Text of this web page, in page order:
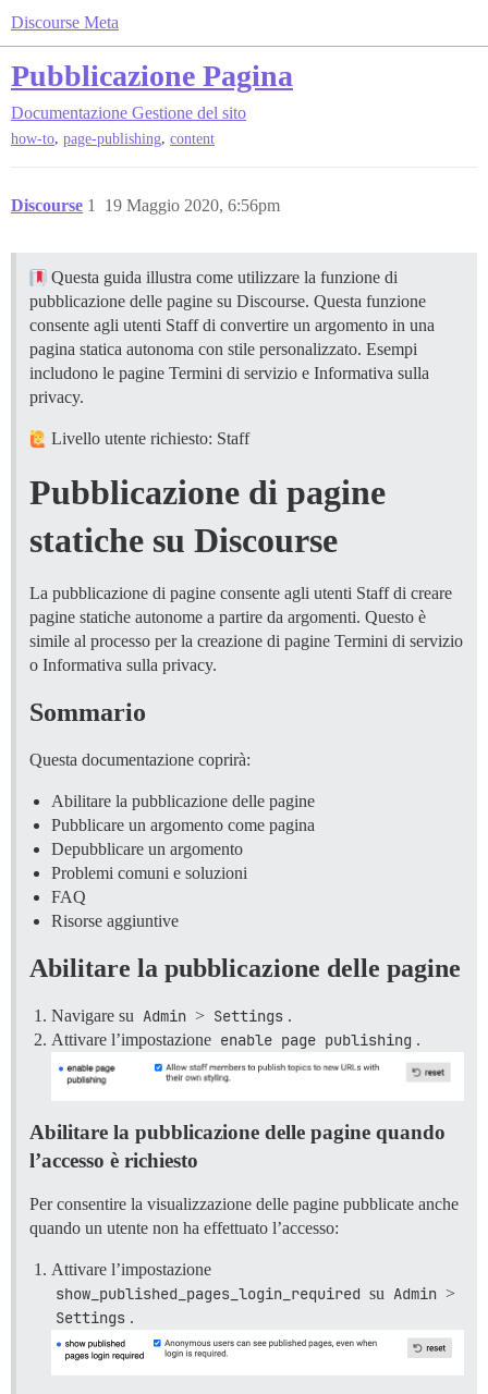
Discourse Meta
Pubblicazione Pagina
Documentazione Gestione del sito
how-to, page-publishing, content
Discourse 19 Maggio 2020, 6:56pm
1
Questa guida illustra come utilizzare la funzione di
pubblicazione delle pagine su Discourse. Questa funzione
consente agli utenti Staff di convertire un argomento in una
pagina statica autonoma con stile personalizzato. Esempi
includono le pagine Termini di servizio e Informativa sulla
privacy.
Livello utente richiesto: Staff
Pubblicazione di pagine
statiche su Discourse
La pubblicazione di pagine consente agli utenti Staff di creare
pagine statiche autonome a partire da argomenti. Questo è
simile al processo per la creazione di pagine Termini di servizio
o Informativa sulla privacy.
Sommario
Questa documentazione coprirà:
Abilitare la pubblicazione delle pagine
Pubblicare un argomento come pagina
Depubblicare un argomento
Problemi comuni e soluzioni
FAQ
Risorse aggiuntive
Abilitare la pubblicazione delle pagine
Navigare su Admin > Settings .
Attivare l’impostazione enable page publishing .
Abilitare la pubblicazione delle pagine quando
l’accesso è richiesto
Per consentire la visualizzazione delle pagine pubblicate anche
quando un utente non ha effettuato l’accesso:
Attivare l’impostazione
show_published_pages_login_required su Admin >
Settings .